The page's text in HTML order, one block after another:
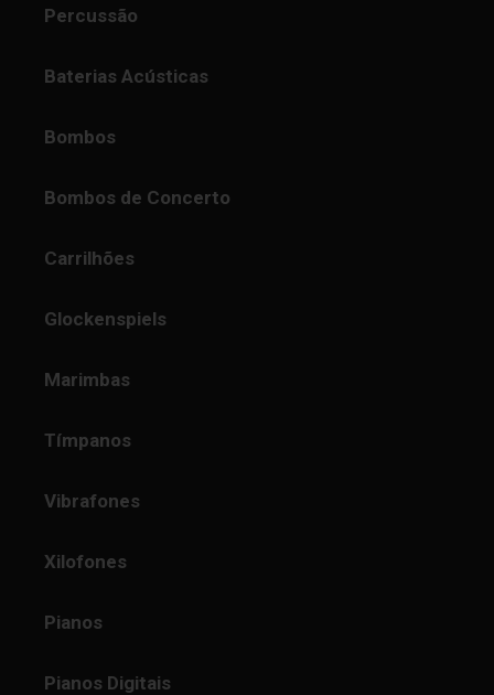
Percussão
Baterias Acústicas
Bombos
Bombos de Concerto
Carrilhões
Glockenspiels
Marimbas
Tímpanos
Vibrafones
Xilofones
Pianos
Pianos Digitais